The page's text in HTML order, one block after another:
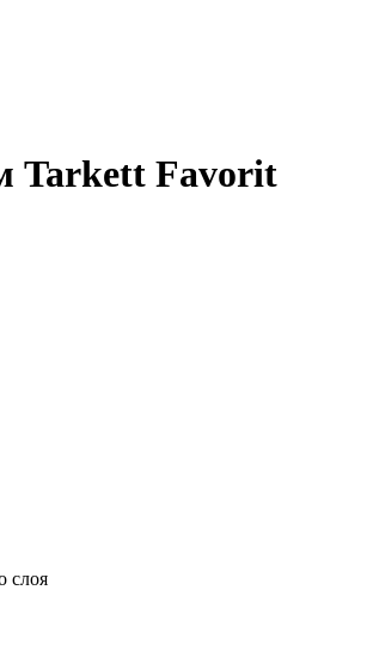
Tarkett Favorit
слоя